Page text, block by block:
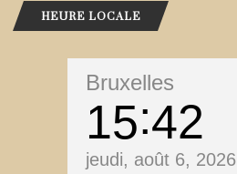
HEURE LOCALE
Bruxelles
15 42
jeudi, août 6, 2026